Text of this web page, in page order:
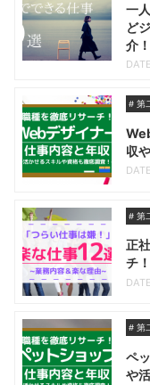
一
ど
介！
第
収
第
正
チ
第
ペ
や